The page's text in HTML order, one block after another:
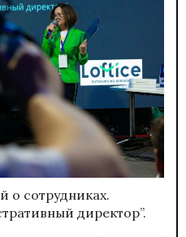
о сотрудниках.
директор”.